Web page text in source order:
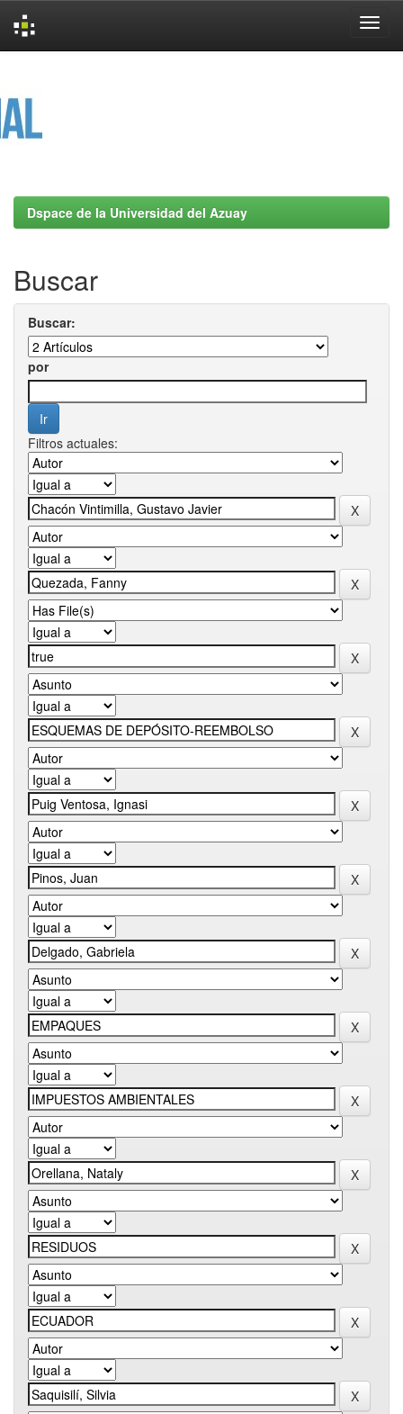
Dspace de la Universidad del Azuay
Buscar
Buscar:
por
Filtros actuales: